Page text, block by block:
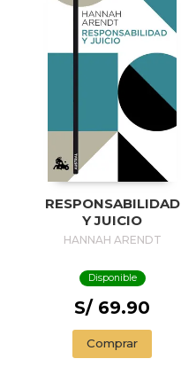
RESPONSABILIDAD
Y JUICIO
HANNAH ARENDT
Disponible
S/ 69.90
Comprar